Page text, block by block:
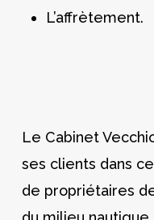
L’affrètement.
Le Cabinet
ses clients dans
de propriétaires